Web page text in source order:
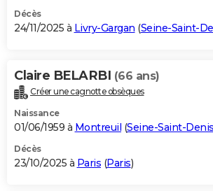
Décès
24/11/2025 à Livry-Gargan (Seine-Saint-
Claire BELARBI (66 ans)
Créer une cagnotte obsèques
Naissance
01/06/1959 à Montreuil (Seine-Saint-Denis
Décès
23/10/2025 à Paris (Paris)